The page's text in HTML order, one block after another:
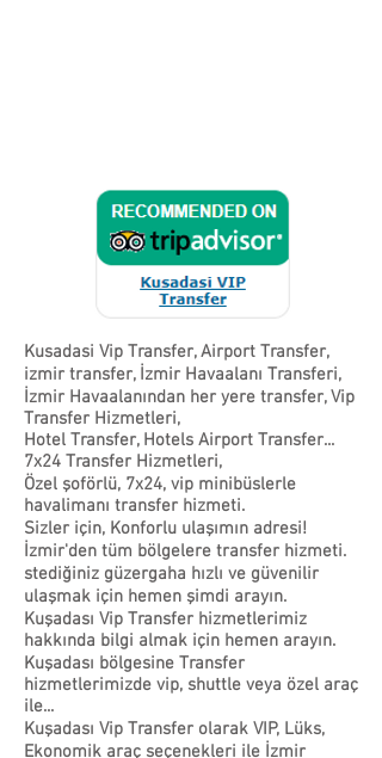
Kusadasi Vip Transfer, Airport Transfer,
izmir transfer, İzmir Havaalanı Transferi,
İzmir Havaalanından her yere transfer, Vip
Transfer Hizmetleri,
Hotel Transfer, Hotels Airport Transfer...
7x24 Transfer Hizmetleri,
Özel şoförlü, 7x24, vip minibüslerle
havalimanı transfer hizmeti.
Sizler için, Konforlu ulaşımın adresi!
İzmir'den tüm bölgelere transfer hizmeti.
stediğiniz güzergaha hızlı ve güvenilir
ulaşmak için hemen şimdi arayın.
Kuşadası Vip Transfer hizmetlerimiz
hakkında bilgi almak için hemen arayın.
Kuşadası bölgesine Transfer
hizmetlerimizde vip, shuttle veya özel araç
ile...
Kuşadası Vip Transfer olarak VIP, Lüks,
Ekonomik araç seçenekleri ile İzmir